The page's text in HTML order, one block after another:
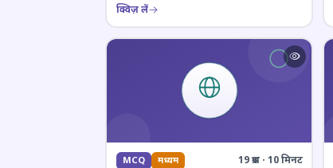
क्विज़ लें
MCQ मध्यम 19 प्रश्न · 10 मिनट